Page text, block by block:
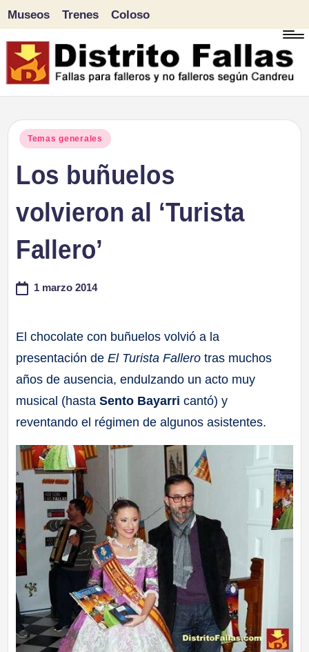
Saltar
al
Museos Trenes Coloso
Publicado
Temas generales
Los buñuelos
volvieron al ‘Turista
Fallero’
1 marzo 2014
El chocolate con buñuelos volvió a la
presentación deEl Turista Fallero tras muchos
años de ausencia, endulzando un acto muy
musical (hastaSento Bayarri cantó) y
reventando el régimen de algunos asistentes.